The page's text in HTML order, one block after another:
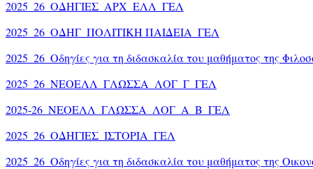
2025_26_ΟΔΗΓΙΕΣ_ΑΡΧ_ΕΛΛ_ΓΕΛ
2025_26_ΟΔΗΓ_ΠΟΛΙΤΙΚΗ ΠΑΙΔΕΙΑ_ΓΕΛ
2025_26_Οδηγίες για τη διδασκαλία του μαθήματος της
2025_26_ΝΕΟΕΛΛ_ΓΛΩΣΣΑ_ΛΟΓ_Γ_ΓΕΛ
2025-26_ΝΕΟΕΛΛ_ΓΛΩΣΣΑ_ΛΟΓ_Α_Β_ΓΕΛ
2025_26_ΟΔΗΓΙΕΣ_ΙΣΤΟΡΙΑ_ΓΕΛ
2025_26_Οδηγίες για τη διδασκαλία του μαθήματος της